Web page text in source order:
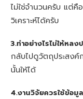
ไม่ใช่จำนวนครับ แต่คื
วิเคราะห์ได้ครับ
3.ทำอย่างไรไม่ให้หลง
กลับไปดูวัตถุประสงค์
นั้นให้ได้
4.งานวิจัยควรใช้ข้อมู